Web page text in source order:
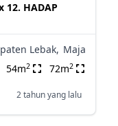
12. HADAP
Lebak, Maja
54m2 72m2
2 tahun yang lalu